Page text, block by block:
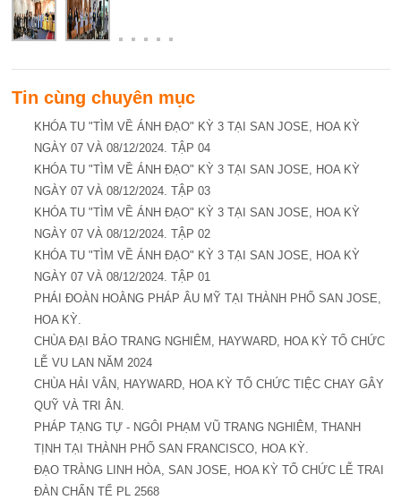
Tin cùng chuyên mục
KHÓA TU "TÌM VỀ ÁNH ĐẠO" KỲ 3 TẠI SAN JOSE, HOA KỲ
NGÀY 07 VÀ 08/12/2024. TẬP 04
KHÓA TU "TÌM VỀ ÁNH ĐẠO" KỲ 3 TẠI SAN JOSE, HOA KỲ
NGÀY 07 VÀ 08/12/2024. TẬP 03
KHÓA TU "TÌM VỀ ÁNH ĐẠO" KỲ 3 TẠI SAN JOSE, HOA KỲ
NGÀY 07 VÀ 08/12/2024. TẬP 02
KHÓA TU "TÌM VỀ ÁNH ĐẠO" KỲ 3 TẠI SAN JOSE, HOA KỲ
NGÀY 07 VÀ 08/12/2024. TẬP 01
PHÁI ĐOÀN HOẰNG PHÁP ÂU MỸ TẠI THÀNH PHỐ SAN JOSE,
HOA KỲ.
CHÙA ĐẠI BẢO TRANG NGHIÊM, HAYWARD, HOA KỲ TỔ CHỨC
LỄ VU LAN NĂM 2024
CHÙA HẢI VÂN, HAYWARD, HOA KỲ TỔ CHỨC TIỆC CHAY GÂY
QUỸ VÀ TRI ÂN.
PHÁP TẠNG TỰ - NGÔI PHẠM VŨ TRANG NGHIÊM, THANH
TỊNH TẠI THÀNH PHỐ SAN FRANCISCO, HOA KỲ.
ĐẠO TRÀNG LINH HÒA, SAN JOSE, HOA KỲ TỔ CHỨC LỄ TRAI
ĐÀN CHẨN TẾ PL 2568